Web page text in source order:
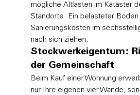
mögliche Altlasten im Kataster
Standorte. Ein belasteter Boden
Sanierungskosten im
nach sich ziehen.
Stockwerkeigentum:
der Gemeinschaft
Beim Kauf einer Wohnung
nur Ihre eigenen vier Wände,